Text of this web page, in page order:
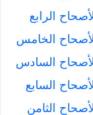
الرابع
الخامس
السادس
السابع
الثامن